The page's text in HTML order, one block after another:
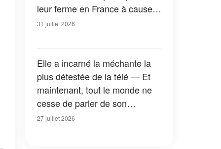
leur ferme en France à cause
des feux de forêt — Tous les
31 juillet 2026
Elle a incarné la méchante la
plus détestée de la télé — Et
maintenant, tout le monde ne
cesse de parler de son
apparition dans la nouvelle
27 juillet 2026